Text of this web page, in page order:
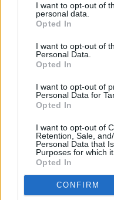
I want to opt-out of
personal data.
Opted In
I want to opt-out of
Personal Data.
Opted In
I want to opt-out of
Personal Data for
Opted In
I want to opt-out of
Retention, Sale,
Personal Data that
Purposes for which
Opted In
CONFIRM
Πριν 7 ημέρες
Τρίτος στη
Ελλάδας–Κύπρου